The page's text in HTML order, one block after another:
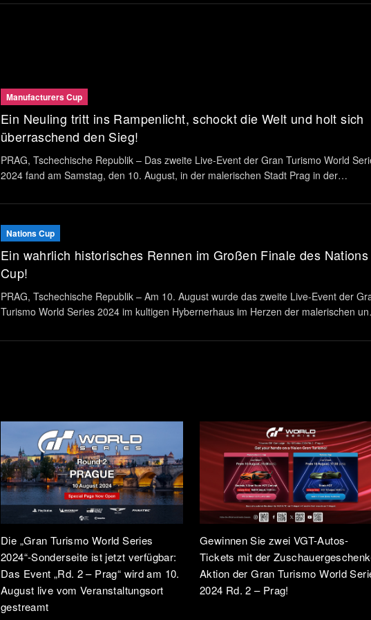
Manufacturers Cup
Ein Neuling tritt ins Rampenlicht, schockt die Welt und holt sich
überraschend den Sieg!
PRAG, Tschechische Republik – Das zweite Live-Event der Gran Turismo World
2024 fand am Samstag, den 10. August, in der malerischen Stadt Prag in der
offiziellen Partner Toyota, Genesis und Mazda, trafen sich ...
Nations Cup
Ein wahrlich historisches Rennen im Großen Finale des Nations
Cup!
PRAG, Tschechische Republik – Am 10. August wurde das zweite Live-Event der
Turismo World Series 2024 im kultigen Hybernerhaus im Herzen der malerischen
des „Manufacturers Cup“-Rennens am selben Tag richteten ...
Die „Gran Turismo World Series
2024“-Sonderseite ist jetzt verfügbar:
Das Event „Rd. 2 – Prag“ wird am 10.
August live vom Veranstaltungsort
gestreamt
Gewinnen Sie zwei VGT-Autos-
Tickets mit der
Aktion der Gran Turismo World
2024 Rd. 2 – Prag!